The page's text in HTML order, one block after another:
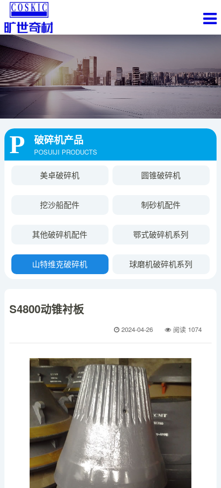
破碎机产品
POSUIJI PRODUCTS
美卓破碎机 圆锥破碎机
挖沙船配件 制砂机配件
其他破碎机配件 鄂式破碎机系列
山特维克破碎机 球磨机破碎机系列
S4800动锥衬板
2024-04-26 阅读 1074